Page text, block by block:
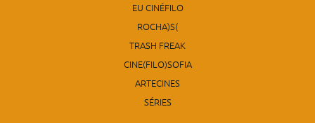
EU CINÉFILO
ROCHA)S(
TRASH FREAK
CINE(FILO)SOFIA
ARTECINES
SÉRIES